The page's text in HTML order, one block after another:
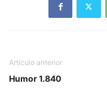
Artículo anterior
Humor 1.840